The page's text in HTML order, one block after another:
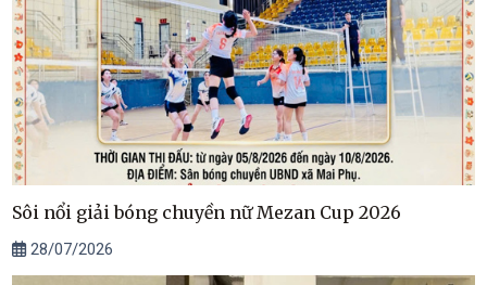
Sôi nổi giải bóng chuyền nữ Mezan Cup 2026
28/07/2026